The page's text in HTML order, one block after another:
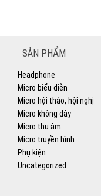
SẢN PHẨM
Headphone
Micro biểu diễn
Micro hội thảo, hội nghị
Micro không dây
Micro thu âm
Micro truyền hình
Phụ kiện
Uncategorized